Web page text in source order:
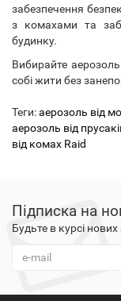
забезпечення
з комахами та
будинку.
Вибирайте
собі жити без
Теги:аерозоль від
аерозоль від
від комах Raid
Підписка на
Будьте в курсі